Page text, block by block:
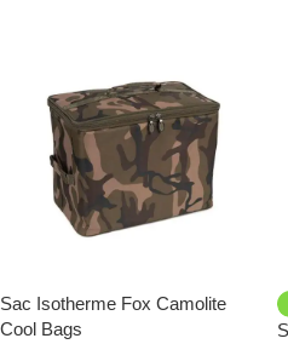
Sac Isotherme Fox Camolite
Cool Bags